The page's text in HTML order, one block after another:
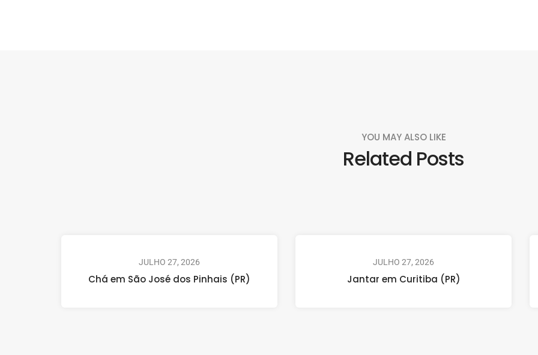
YOU MAY ALSO LIKE
Related Posts
JULHO 27, 2026
Chá em São José dos Pinhais (PR)
JULHO 27, 2026
Jantar em Curitiba (PR)